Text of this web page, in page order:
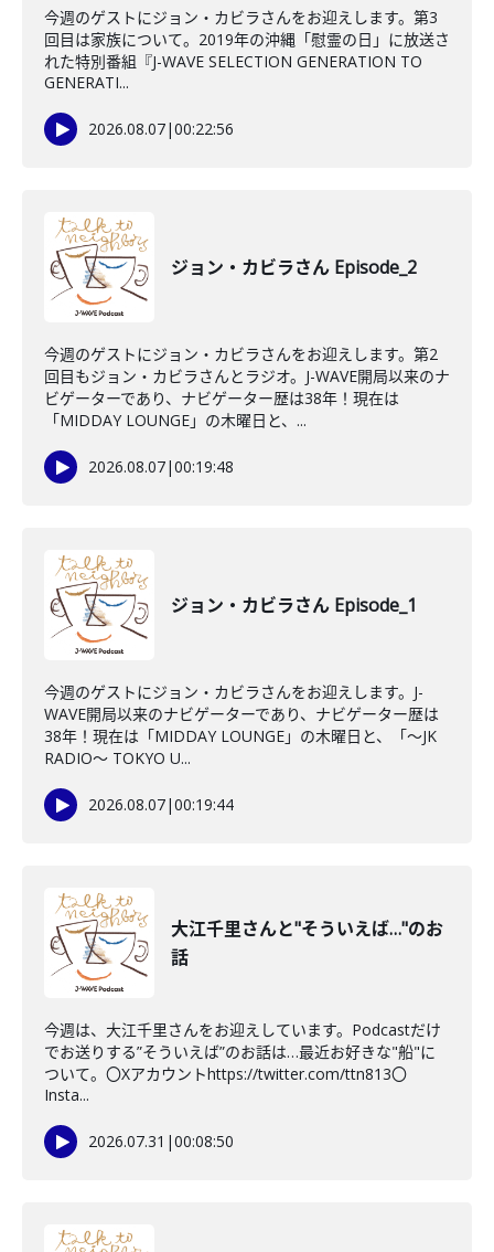
今週のゲストにジョン・カビラさんをお迎えします。第3
回目は家族について。2019年の沖縄「慰霊の日」に放送さ
れた特別番組『J-WAVE SELECTION GENERATION TO
GENERATI...
2026.08.07|00:22:56
ジョン・カビラさん Episode_2
今週のゲストにジョン・カビラさんをお迎えします。第2
回目もジョン・カビラさんとラジオ。J-WAVE開局以来のナ
ビゲーターであり、ナビゲーター歴は38年！現在は
「MIDDAY LOUNGE」の木曜日と、...
2026.08.07|00:19:48
ジョン・カビラさん Episode_1
今週のゲストにジョン・カビラさんをお迎えします。J-
WAVE開局以来のナビゲーターであり、ナビゲーター歴は
38年！現在は「MIDDAY LOUNGE」の木曜日と、「〜JK
RADIO〜 TOKYO U...
2026.08.07|00:19:44
大江千里さんと"そういえば…"のお
話
今週は、大江千里さんをお迎えしています。Podcastだけ
でお送りする”そういえば”のお話は…最近お好きな"船"に
ついて。〇Xアカウントhttps://twitter.com/ttn813〇
Insta...
2026.07.31 |00:08:50